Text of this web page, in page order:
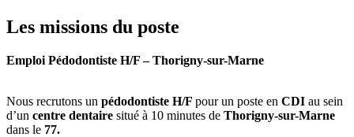
Les missions du poste
Emploi Pédodontiste H/F – Thorigny-sur-Marne
Nous recrutons un pédodontiste H/F pour un poste en CDI au sein
d’un centre dentaire situé à 10 minutes de Thorigny-sur-Marne
dans le 77.